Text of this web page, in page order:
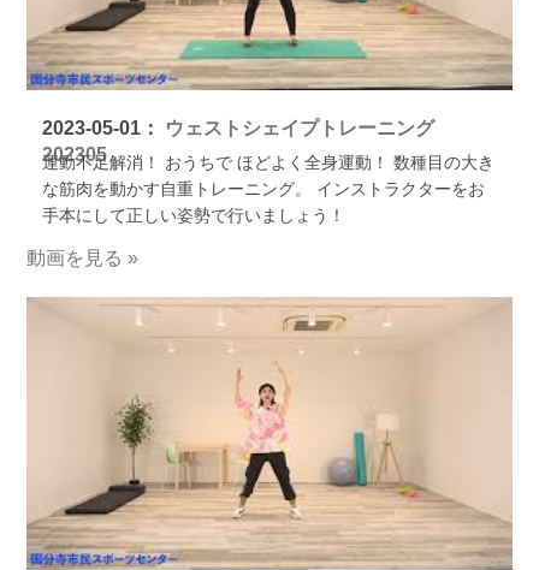
2023-05-01：
ウェストシェイプトレーニング
202305
運動不足解消！ おうちで ほどよく全身運動！ 数種目の大き
な筋肉を動かす自重トレーニング。 インストラクターをお
手本にして正しい姿勢で行いましょう！
動画を見る »